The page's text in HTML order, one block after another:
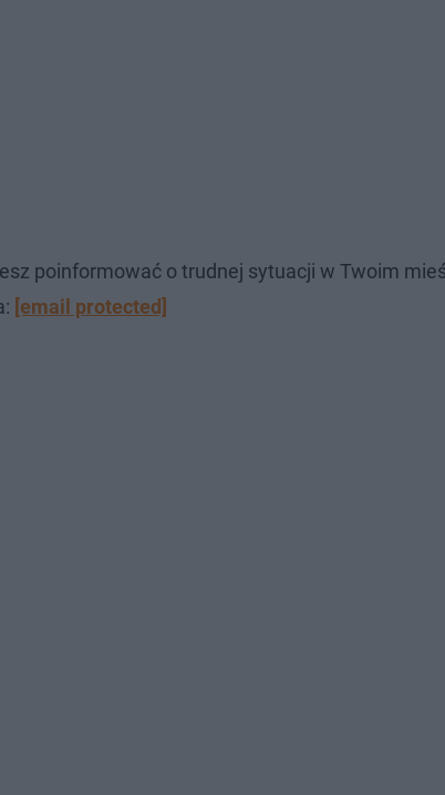
poinformować o trudnej sytuacji w Twoim
[email protected]